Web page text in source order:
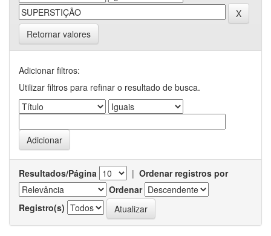
Retornar valores
Adicionar filtros:
Utilizar filtros para refinar o resultado de busca.
Resultados/Página | Ordenar registros por
Ordenar
Registro(s)